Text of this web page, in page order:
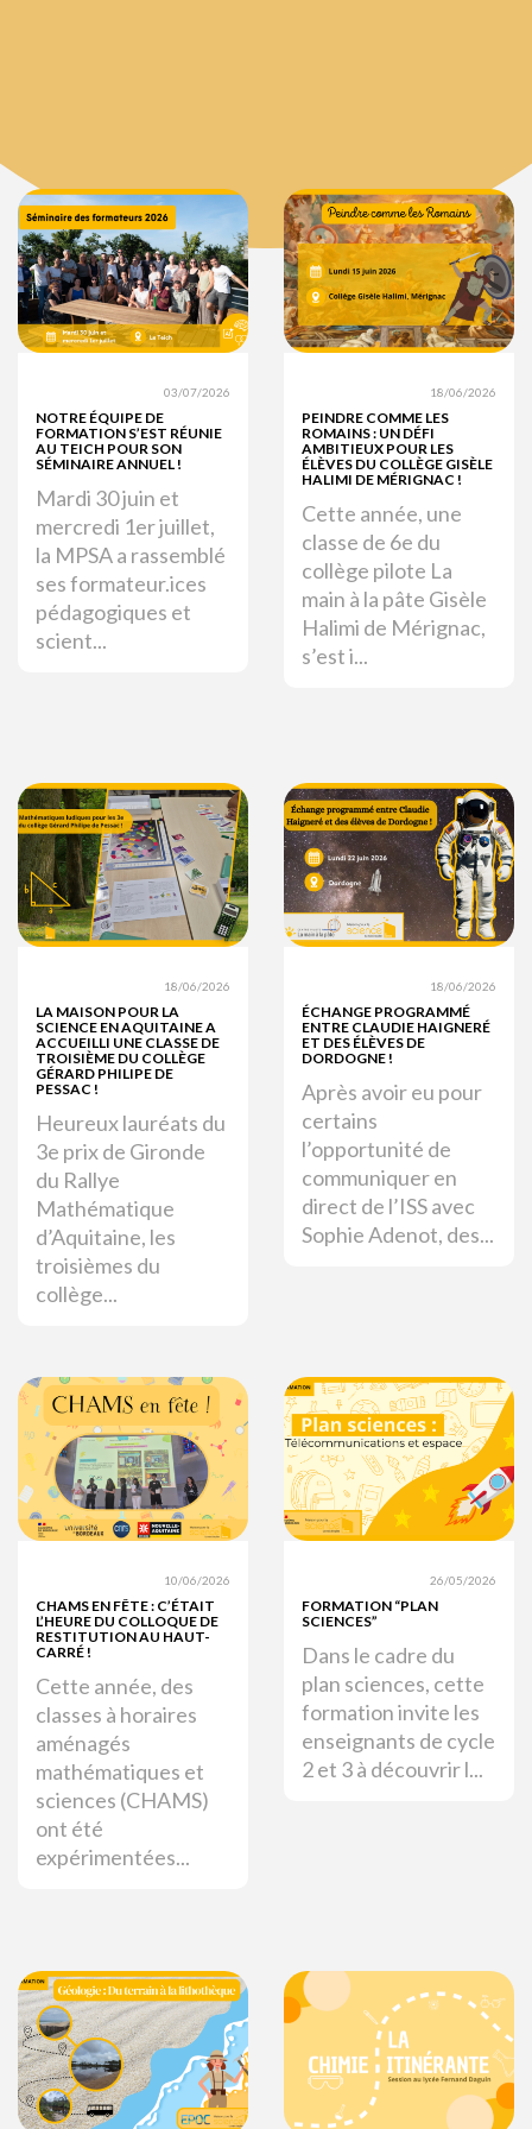
03/07/2026
NOTRE ÉQUIPE DE
FORMATION S’EST RÉUNIE
AU TEICH POUR SON
SÉMINAIRE ANNUEL !
Mardi 30 juin et
mercredi 1er juillet,
la MPSA a rassemblé
ses formateur.ices
pédagogiques et
scient...
18/06/2026
PEINDRE COMME LES
ROMAINS : UN DÉFI
AMBITIEUX POUR LES
ÉLÈVES DU COLLÈGE GISÈLE
HALIMI DE MÉRIGNAC !
Cette année, une
classe de 6e du
collège pilote La
main à la pâte Gisèle
Halimi de Mérignac,
s’est i...
18/06/2026
LA MAISON POUR LA
SCIENCE EN AQUITAINE A
ACCUEILLI UNE CLASSE DE
TROISIÈME DU COLLÈGE
GÉRARD PHILIPE DE
PESSAC !
Heureux lauréats du
3e prix de Gironde
du Rallye
Mathématique
d’Aquitaine, les
troisièmes du
collège...
18/06/2026
ÉCHANGE PROGRAMMÉ
ENTRE CLAUDIE HAIGNERÉ
ET DES ÉLÈVES DE
DORDOGNE !
Après avoir eu pour
certains
l’opportunité de
communiquer en
direct de l’ISS avec
Sophie Adenot, des...
10/06/2026
CHAMS EN FÊTE : C’ÉTAIT
L’HEURE DU COLLOQUE DE
RESTITUTION AU HAUT-
CARRÉ !
Cette année, des
classes à horaires
aménagés
mathématiques et
sciences (CHAMS)
ont été
expérimentées...
26/05/2026
FORMATION “PLAN
SCIENCES”
Dans le cadre du
plan sciences, cette
formation invite les
enseignants de cycle
2 et 3 à découvrir l...